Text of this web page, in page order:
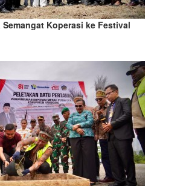
Semangat Koperasi ke Festival